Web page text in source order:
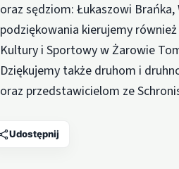
oraz sędziom: Łukaszowi
podziękowania kierujemy
Kultury i Sportowy w Żarowie
Dziękujemy także druhom i
oraz przedstawicielom ze
Udostępnij